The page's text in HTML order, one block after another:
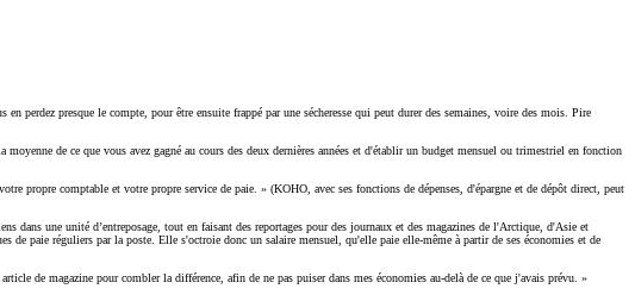
perdez presque le compte, pour être ensuite frappé par une sécheresse qui peut durer des semaines, voire des mois. Pire
de ce que vous avez gagné au cours des deux dernières années et d'établir un budget mensuel ou trimestriel en fonction
propre comptable et votre propre service de paie. » (KOHO, avec ses fonctions de dépenses, d'épargne et de dépôt direct, peut
dans une unité d’entreposage, tout en faisant des reportages pour des journaux et des magazines de l'Arctique, d'Asie et
paie réguliers par la poste. Elle s'octroie donc un salaire mensuel, qu'elle paie elle-même à partir de ses économies et de
de magazine pour combler la différence, afin de ne pas puiser dans mes économies au-delà de ce que j'avais prévu. »